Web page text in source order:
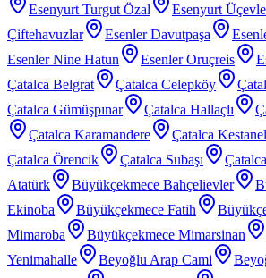
Esenyurt Turgut Özal
Esenyurt
Çiftehavuzlar
Esenler Davutpaşa
Esenler Nine Hatun
Esenler Oruçreis
Çatalca Belgrat
Çatalca Celepköy
Çatalca Gümüşpınar
Çatalca Hallaçlı
Çatalca Karamandere
Çatalca
Çatalca Örencik
Çatalca Subaşı
Atatürk
Büyükçekmece Bahçelievler
Ekinoba
Büyükçekmece Fatih
Mimaroba
Büyükçekmece Mimarsinan
Yenimahalle
Beyoğlu Arap Cami